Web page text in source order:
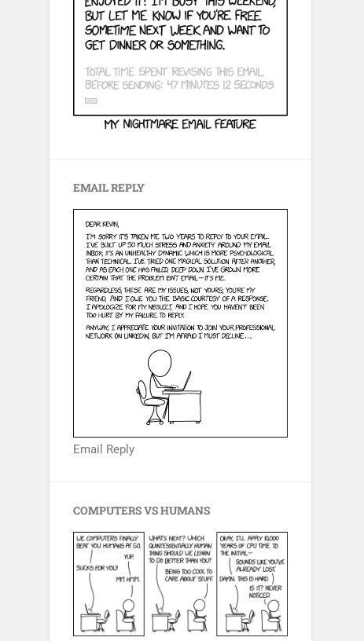
EMAIL REPLY
Email Reply
COMPUTERS VS HUMANS